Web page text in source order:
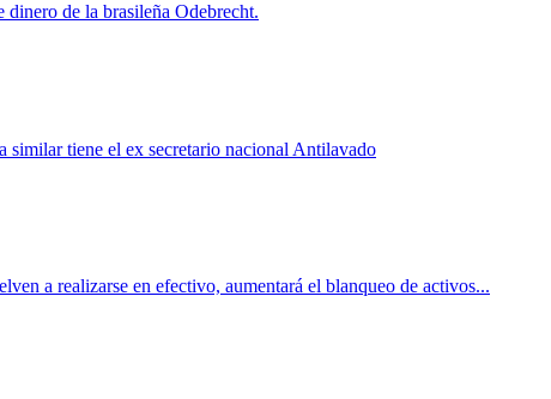
dinero de la brasileña Odebrecht.
similar tiene el ex secretario nacional Antilavado
a realizarse en efectivo, aumentará el blanqueo de activos...